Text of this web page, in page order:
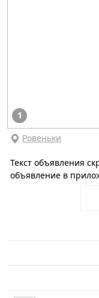
1
Ровеньки
Текст объявления
объявление в